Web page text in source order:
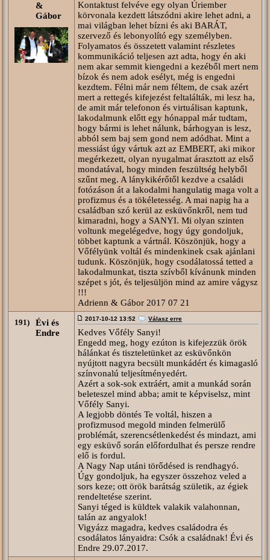
&
Gábor
Kontaktust felvéve egy olyan Úriember
körvonala kezdett látszódni akire lehet adni, a
mai világban lehet bízni és aki BARÁT,
szervező és lebonyolító egy személyben.
Folyamatos és összetett valamint részletes
kommunikáció teljesen azt adta, hogy én aki
nem akar semmit kiengedni a kezéből mert nem
bízok és nem adok esélyt, még is engedni
kezdtem. Félni már nem féltem, de csak azért
mert a rettegés kifejezést feltalálták, mi lesz ha,
de amit már telefonon és virtuálisan kaptunk,
lakodalmunk előtt egy hónappal már tudtam,
hogy bármi is lehet nálunk, bárhogyan is lesz,
abból sem baj sem gond nem adódhat. Mint a
messiást úgy vártuk azt az EMBERT, aki mikor
megérkezett, olyan nyugalmat árasztott az első
mondatával, hogy minden feszültség helyből
szűnt meg. A lánykikérőtől kezdve a családi
fotózáson át a lakodalmi hangulatig maga volt a
profizmus és a tökéletesség. A mai napig ha a
családban szó kerül az esküvőnkről, nem tud
kimaradni, hogy a SANYI. Mi olyan szinten
voltunk megelégedve, hogy úgy gondoljuk,
többet kaptunk a vártnál. Köszönjük, hogy a
Vőfélyünk voltál és mindenkinek csak ajánlani
tudunk. Köszönjük, hogy csodálatossá tetted a
lakodalmunkat, tiszta szívből kívánunk minden
szépet s jót, és teljesüljön mind az amire vágysz
!!!
Adrienn & Gábor 2017 07 21
191)
Évi és
Endre
2017-10-12 13:52 Válasz erre
Kedves Vőfély Sanyi!
Engedd meg, hogy ezúton is kifejezzük örök
hálánkat és tiszteletünket az esküvőnkön
nyújtott nagyra becsült munkádért és kimagasló
színvonalú teljesítményedért.
Azért a sok-sok extráért, amit a munkád során
beleteszel mind abba; amit te képviselsz, mint
Vőfély Sanyi.
A legjobb döntés Te voltál, hiszen a
profizmusod megold minden felmerülő
problémát, szerencsétlenkedést és mindazt, ami
egy esküvő során előfordulhat és persze rendre
elő is fordul.
A Nagy Nap utáni törődésed is rendhagyó.
Úgy gondoljuk, ha egyszer összehoz veled a
sors keze; ott örök barátság születik, az égiek
rendeltetése szerint.
Sanyi téged is küldtek valakik valahonnan,
talán az angyalok!
Vigyázz magadra, kedves családodra és
csodálatos lányaidra: Csók a családnak! Évi és
Endre 29.07.2017.